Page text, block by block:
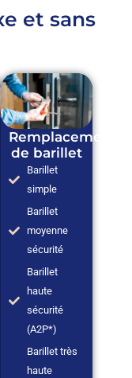
et sans
Remplacement
de barillet
Barillet
simple
Barillet
moyenne
sécurité
Barillet
haute
sécurité
(A2P*)
Barillet très
haute